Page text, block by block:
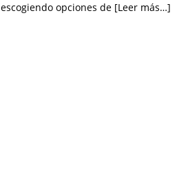
escogiendo opciones de [Leer más…]